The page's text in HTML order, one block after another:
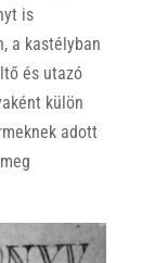
is
a kastélyban
és utazó
külön
adott